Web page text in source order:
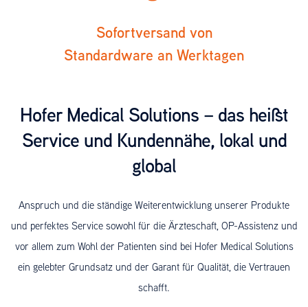
Sofortversand von
Standardware an Werktagen
Hofer Medical Solutions – das heißt
Service und Kundennähe, lokal und
global
Anspruch und die ständige Weiterentwicklung unserer Produkte
und perfektes Service sowohl für die Ärzteschaft, OP-Assistenz und
vor allem zum Wohl der Patienten sind bei Hofer Medical Solutions
ein gelebter Grundsatz und der Garant für Qualität, die Vertrauen
schafft.